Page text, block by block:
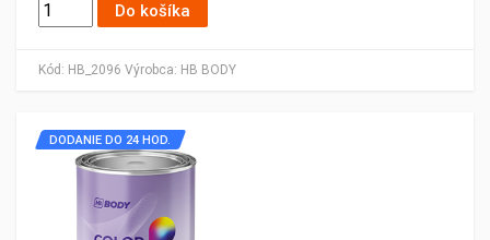
Kód: HB_2096 Výrobca: HB BODY
Do košíka
DODANIE DO 24 HOD.